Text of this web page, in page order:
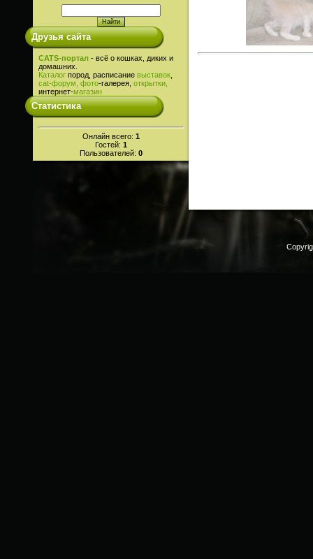
Друзья сайта
CATS-портал - всё о кошках, диких и
домашних.
Каталог пород, расписание выставок
cat-форум, фото-галерея, открытки,
интернет-магазин
Статистика
Онлайн всего: 1
Гостей: 1
Пользователей: 0